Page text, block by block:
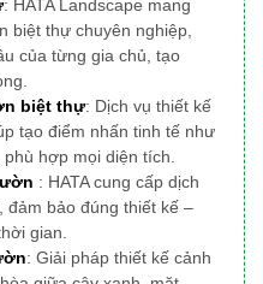
: HATA Landscape mang
biệt thự chuyên nghiệp,
của từng gia chủ, tạo
biệt thự: Dịch vụ thiết kế
tạo điểm nhấn tinh tế như
hợp mọi diện tích.
: HATA cung cấp dịch
đảm bảo đúng thiết kế –
gian.
: Giải pháp thiết kế cảnh